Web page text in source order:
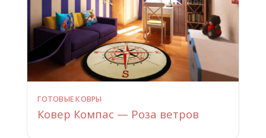
ГОТОВЫЕ КОВРЫ
Ковер Компас — Роза ветров